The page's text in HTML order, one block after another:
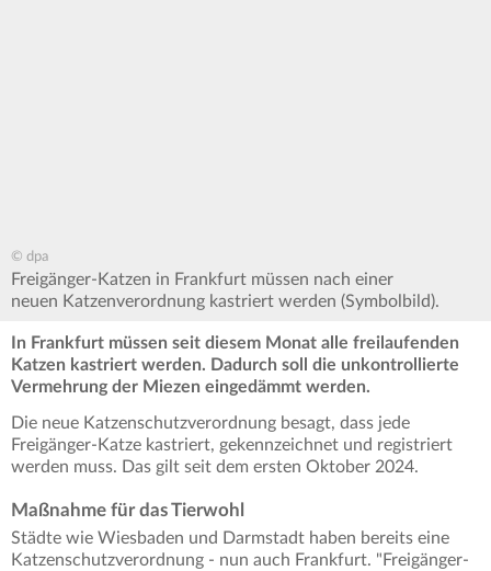
© dpa
Freigänger-Katzen in Frankfurt müssen nach einer
neuen Katzenverordnung kastriert werden (Symbolbild).
In Frankfurt müssen seit diesem Monat alle freilaufenden
Katzen kastriert werden. Dadurch soll die unkontrollierte
Vermehrung der Miezen eingedämmt werden.
Die neue Katzenschutzverordnung besagt, dass jede
Freigänger-Katze kastriert, gekennzeichnet und registriert
werden muss. Das gilt seit dem ersten Oktober 2024.
Maßnahme für das Tierwohl
Städte wie Wiesbaden und Darmstadt haben bereits eine
Katzenschutzverordnung - nun auch Frankfurt. "Freigänger-